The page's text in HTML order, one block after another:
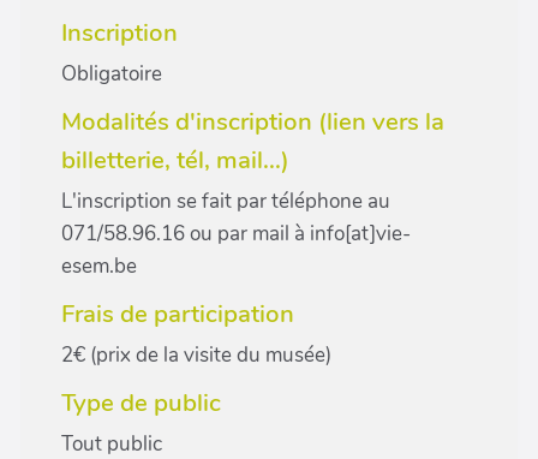
Inscription
Obligatoire
Modalités d'inscription (lien vers la
billetterie, tél, mail...)
L'inscription se fait par téléphone au
071/58.96.16 ou par mail à info[at]vie-
esem.be
Frais de participation
2€ (prix de la visite du musée)
Type de public
Tout public